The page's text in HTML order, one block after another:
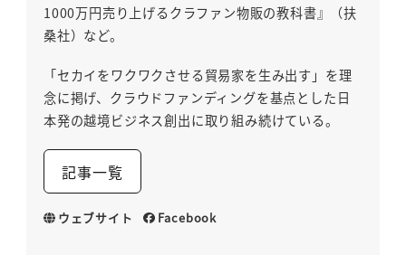
1000万円売り上げるクラファン物販の教科書』（扶
桑社）など。
「セカイをワクワクさせる貿易家を生み出す」を理
念に掲げ、クラウドファンディングを基点とした日
本発の越境ビジネス創出に取り組み続けている。
記事一覧
ウェブサイト Facebook